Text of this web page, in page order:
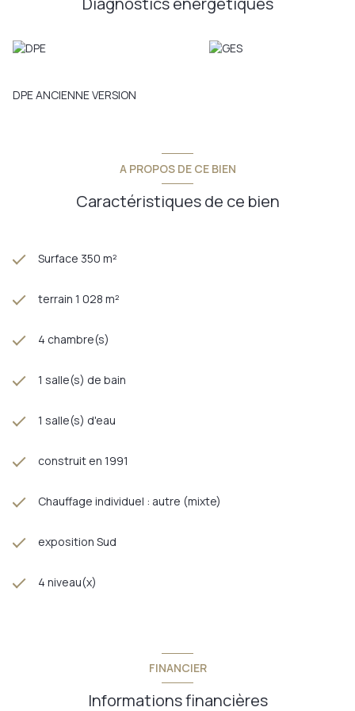
et toilette de 7.72 m2 Au dernier étage: une pièce de 50 m2
été redécorée avec goût il y a moins de deux ans. Plusieurs
systèmes de chauffage sont présents: pompe à chaleur avec
produit rare de par son emplacement et sa conception .
DPE ANCIENNE VERSION
A PROPOS DE CE BIEN
Caractéristiques de ce bien
Surface 350 m²
terrain 1 028 m²
4 chambre(s)
1 salle(s) de bain
1 salle(s) d'eau
construit en 1991
Chauffage individuel : autre (mixte)
exposition Sud
4 niveau(x)
FINANCIER
Informations financières